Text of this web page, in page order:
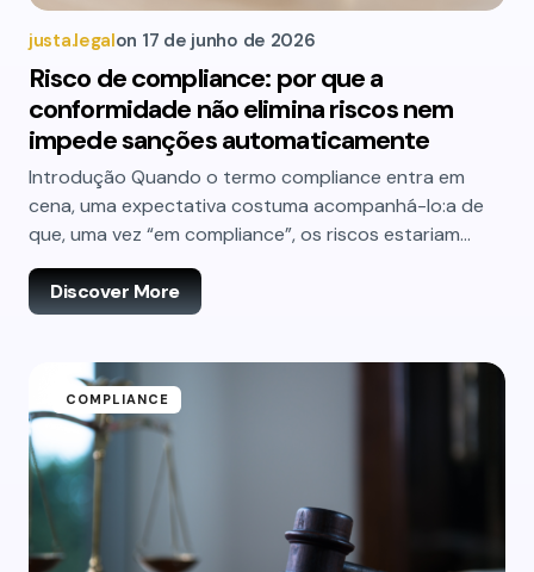
justa.legalon 17 de junho de 2026
Risco de compliance: por que a
conformidade não elimina riscos nem
impede sanções automaticamente
Introdução Quando o termo compliance entra em
cena, uma expectativa costuma acompanhá-lo:a de
que, uma vez “em compliance”, os riscos estariam…
Discover More
COMPLIANCE